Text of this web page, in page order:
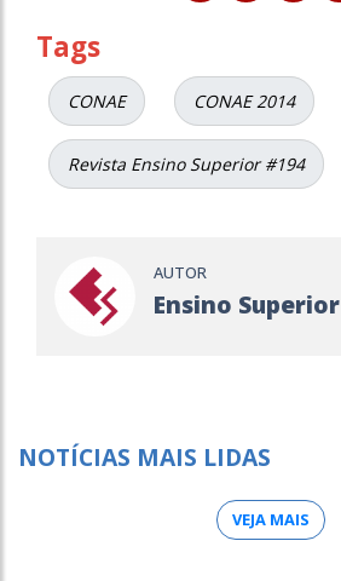
Tags
CONAE CONAE 2014
Revista Ensino Superior #194
AUTOR
Ensino Superior
NOTÍCIAS MAIS LIDAS
VEJA MAIS